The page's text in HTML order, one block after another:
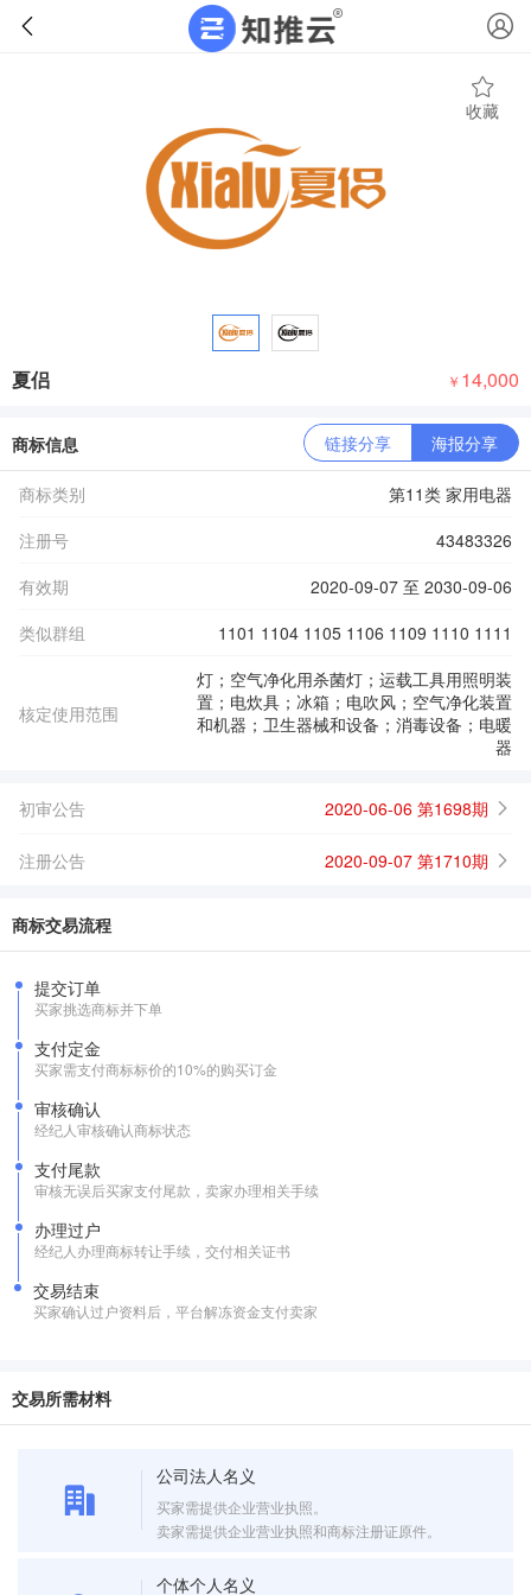
收藏
夏侣 ￥ 14,000
商标信息 链接分享 海报分享
商标类别
第11类 家用电器
注册号
43483326
有效期
2020-09-07 至 2030-09-06
类似群组
1101 1104 1105 1106 1109 1110 1111
核定使用范围
灯；空气净化用杀菌灯；运载工具用照明装
置；电炊具；冰箱；电吹风；空气净化装置
和机器；卫生器械和设备；消毒设备；电暖
器
初审公告 2020-06-06 第1698期
注册公告 2020-09-07 第1710期
商标交易流程
提交订单
买家挑选商标并下单
支付定金
买家需支付商标标价的10%的购买订金
审核确认
经纪人审核确认商标状态
支付尾款
审核无误后买家支付尾款，卖家办理相关手续
办理过户
经纪人办理商标转让手续，交付相关证书
交易结束
买家确认过户资料后，平台解冻资金支付卖家
交易所需材料
公司法人名义
买家需提供企业营业执照。
卖家需提供企业营业执照和商标注册证原件。
个体个人名义